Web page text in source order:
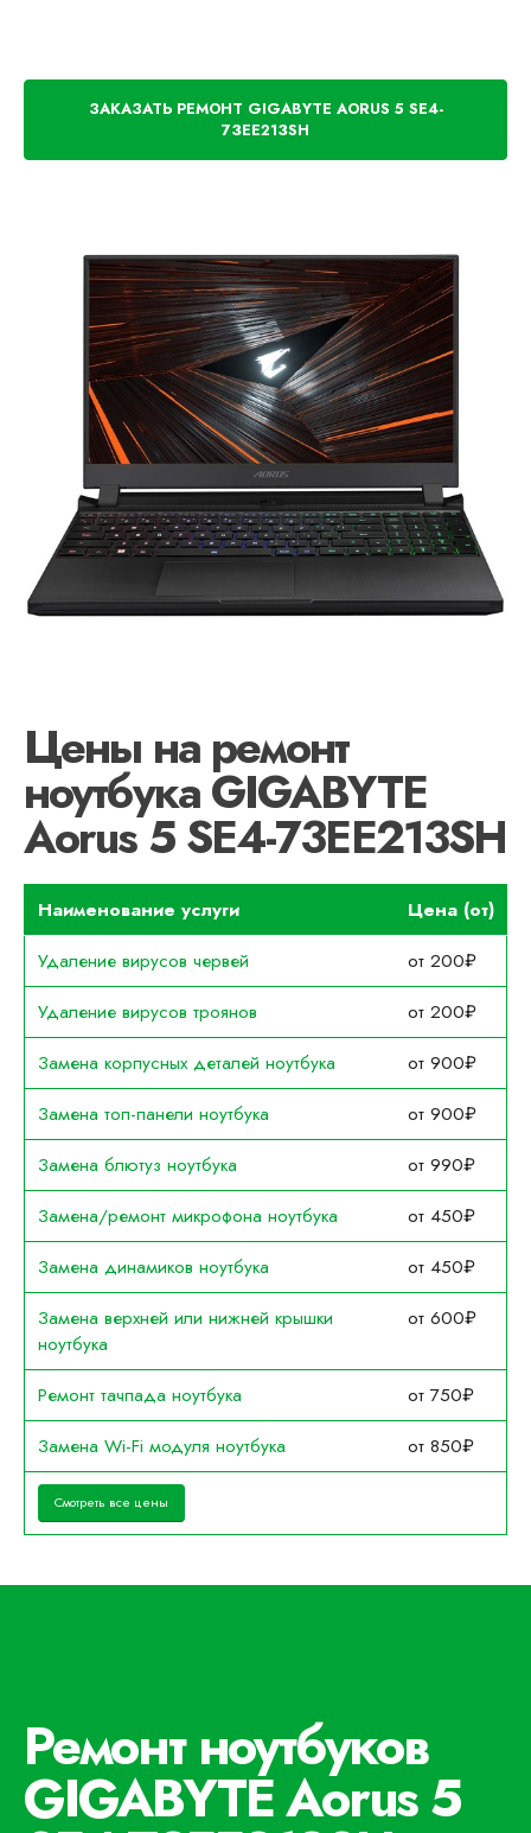
ЗАКАЗАТЬ РЕМОНТ GIGABYTE AORUS 5 SE4-
73EE213SH
Цены на ремонт
ноутбука GIGABYTE
Aorus 5 SE4-73EE213SH
Наименование услуги
Цена (от)
Удаление вирусов червей
от 200₽
Удаление вирусов троянов
от 200₽
Замена корпусных деталей ноутбука
от 900₽
Замена топ-панели ноутбука
от 900₽
Замена блютуз ноутбука
от 990₽
Замена/ремонт микрофона ноутбука
от 450₽
Замена динамиков ноутбука
от 450₽
Замена верхней или нижней крышки
ноутбука
от 600₽
Ремонт тачпада ноутбука
от 750₽
Замена Wi-Fi модуля ноутбука
от 850₽
Смотреть все цены
Ремонт ноутбуков
GIGABYTE Aorus 5